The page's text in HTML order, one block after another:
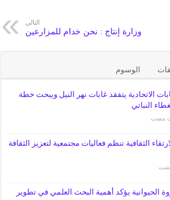
التالي
وزارة إنتاج : نحن خدام للمزارعين
الوسوم
الاتحادية يتفقد غابات نهر النيل ويبحث خطة
النباتي
الثقافية تنظم فعاليات مجتمعية لتعزيز الثقافة
الحيوانية يؤكد أهمية البحث العلمي في تطوير